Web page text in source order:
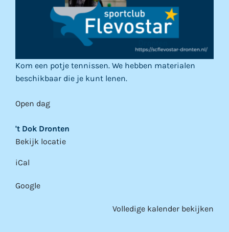
Kom een potje tennissen. We hebben materialen
beschikbaar die je kunt lenen.
Open dag
't Dok Dronten
Bekijk locatie
iCal
Google
Volledige kalender bekijken